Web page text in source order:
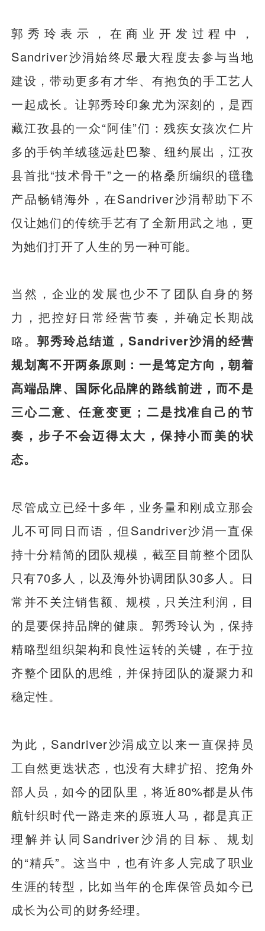
郭秀玲表示，在商业开发过程中，
Sandriver沙涓始终尽最大程度去参与当地
建设，带动更多有才华、有抱负的手工艺人
一起成长。让郭秀玲印象尤为深刻的，是西
藏江孜县的一众“阿佳”们：残疾女孩次仁片
多的手钩羊绒毯远赴巴黎、纽约展出，江孜
县首批“技术骨干”之一的格桑所编织的氆氇
产品畅销海外，在Sandriver沙涓帮助下不
仅让她们的传统手艺有了全新用武之地，更
为她们打开了人生的另一种可能。
当然，企业的发展也少不了团队自身的努
力，把控好日常经营节奏，并确定长期战
略。郭秀玲总结道，Sandriver沙涓的经营
规划离不开两条原则：一是笃定方向，朝着
高端品牌、国际化品牌的路线前进，而不是
三心二意、任意变更；二是找准自己的节
奏，步子不会迈得太大，保持小而美的状
态。
尽管成立已经十多年，业务量和刚成立那会
儿不可同日而语，但Sandriver沙涓一直保
持十分精简的团队规模，截至目前整个团队
只有70多人，以及海外协调团队30多人。日
常并不关注销售额、规模，只关注利润，目
的是要保持品牌的健康。郭秀玲认为，保持
精略型组织架构和良性运转的关键，在于拉
齐整个团队的思维，并保持团队的凝聚力和
稳定性。
为此，Sandriver沙涓成立以来一直保持员
工自然更迭状态，也没有大肆扩招、挖角外
部人员，如今的团队里，将近80%都是从伟
航针织时代一路走来的原班人马，都是真正
理解并认同Sandriver沙涓的目标、规划
的“精兵”。这当中，也有许多人完成了职业
生涯的转型，比如当年的仓库保管员如今已
成长为公司的财务经理。